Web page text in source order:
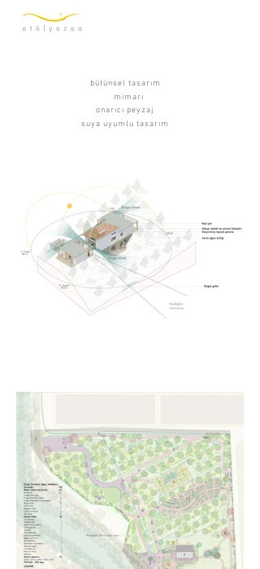
bütünsel tasarım
mimari
onarıcı peyzaj
suya uyumlu tasarım